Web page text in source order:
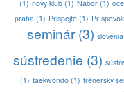
(1) novy klub(1) Nábor(1)
praha(1) Prispejte(1) Príspevok
seminár(3) slovenia
sústredenie (3)
(1) taekwondo(1) trénerský